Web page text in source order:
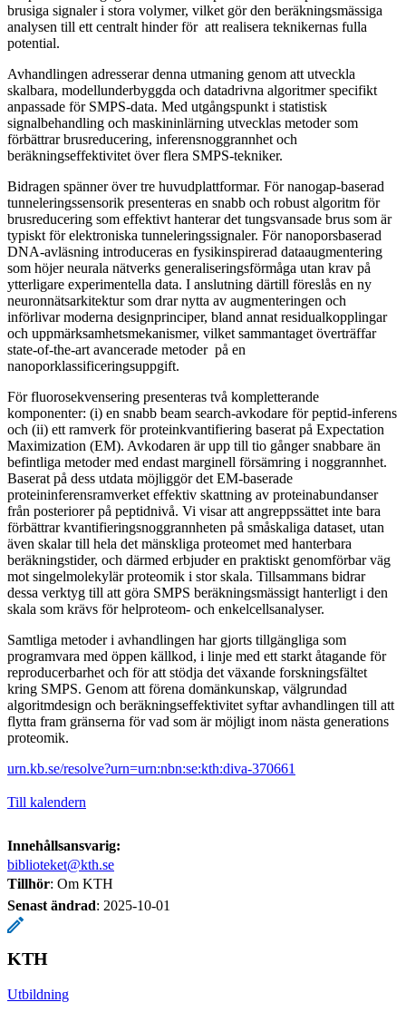
brusiga signaler i stora volymer, vilket gör den beräkningsmässiga
analysen till ett centralt hinder för att realisera teknikernas fulla
potential.
Avhandlingen adresserar denna utmaning genom att utveckla
skalbara, modellunderbyggda och datadrivna algoritmer specifikt
anpassade för SMPS-data. Med utgångspunkt i statistisk
signalbehandling och maskininlärning utvecklas metoder som
förbättrar brusreducering, inferensnoggrannhet och
beräkningseffektivitet över flera SMPS-tekniker.
Bidragen spänner över tre huvudplattformar. För nanogap-baserad
tunneleringssensorik presenteras en snabb och robust algoritm för
brusreducering som effektivt hanterar det tungsvansade brus som är
typiskt för elektroniska tunneleringssignaler. För nanoporsbaserad
DNA-avläsning introduceras en fysikinspirerad dataaugmentering
som höjer neurala nätverks generaliseringsförmåga utan krav på
ytterligare experimentella data. I anslutning därtill föreslås en ny
neuronnätsarkitektur som drar nytta av augmenteringen och
införlivar moderna designprinciper, bland annat residualkopplingar
och uppmärksamhetsmekanismer, vilket sammantaget överträffar
state-of-the-art avancerade metoder på en
nanoporklassificeringsuppgift.
För fluorosekvensering presenteras två kompletterande
komponenter: (i) en snabb beam search-avkodare för peptid-inferens
och (ii) ett ramverk för proteinkvantifiering baserat på Expectation
Maximization (EM). Avkodaren är upp till tio gånger snabbare än
befintliga metoder med endast marginell försämring i noggrannhet.
Baserat på dess utdata möjliggör det EM-baserade
proteininferensramverket effektiv skattning av proteinabundanser
från posteriorer på peptidnivå. Vi visar att angreppssättet inte bara
förbättrar kvantifieringsnoggrannheten på småskaliga dataset, utan
även skalar till hela det mänskliga proteomet med hanterbara
beräkningstider, och därmed erbjuder en praktiskt genomförbar väg
mot singelmolekylär proteomik i stor skala. Tillsammans bidrar
dessa verktyg till att göra SMPS beräkningsmässigt hanterligt i den
skala som krävs för helproteom- och enkelcellsanalyser.
Samtliga metoder i avhandlingen har gjorts tillgängliga som
programvara med öppen källkod, i linje med ett starkt åtagande för
reproducerbarhet och för att stödja det växande forskningsfältet
kring SMPS. Genom att förena domänkunskap, välgrundad
algoritmdesign och beräkningseffektivitet syftar avhandlingen till att
flytta fram gränserna för vad som är möjligt inom nästa generations
proteomik.
urn.kb.se/resolve?urn=urn:nbn:se:kth:diva-370661
Till kalendern
Innehållsansvarig:
biblioteket@kth.se
Tillhör: Om KTH
Senast ändrad: 2025-10-01
KTH
Utbildning